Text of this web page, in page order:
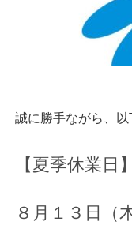
誠に勝手ながら、
【夏季休業日】
８月１３日（